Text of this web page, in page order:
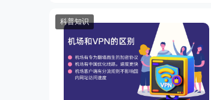
科普知识